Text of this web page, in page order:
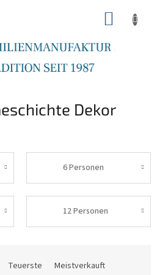
Dekor
6 Personen
12 Personen
Teuerste Meistverkauft